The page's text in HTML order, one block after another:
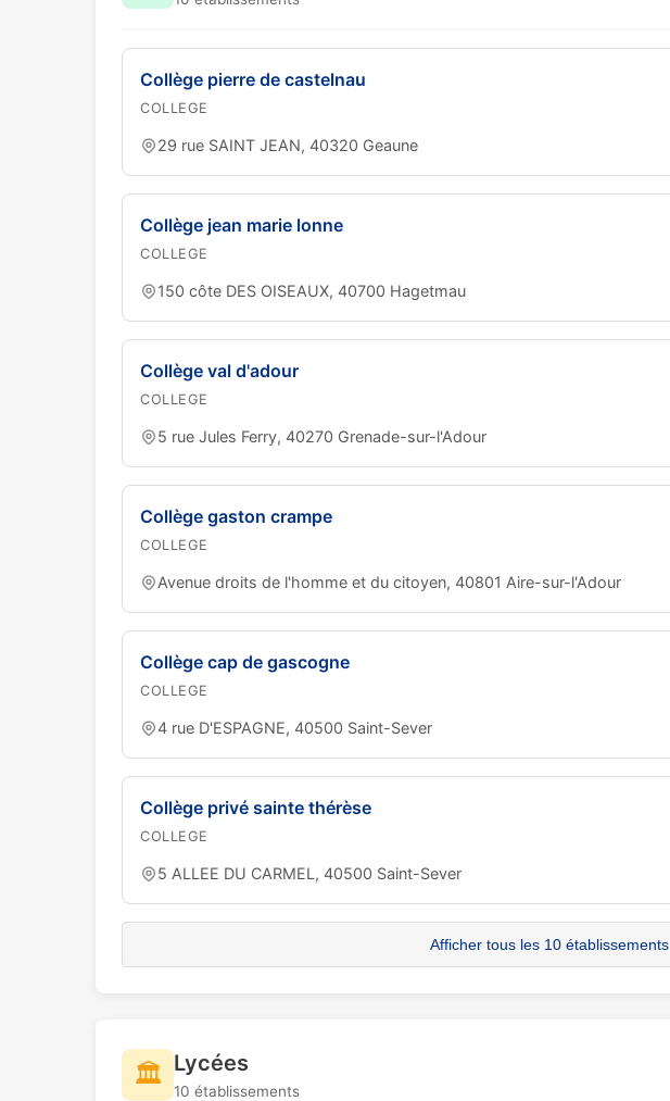
Collège pierre de castelnau
COLLEGE
29 rue SAINT JEAN, 40320 Geaune
Collège jean marie lonne
COLLEGE
150 côte DES OISEAUX, 40700 Hagetmau
Collège val d'adour
COLLEGE
5 rue Jules Ferry, 40270 Grenade-sur-l'Adour
Collège gaston crampe
COLLEGE
Avenue droits de l'homme et du citoyen, 40801 Aire-sur-l'Adour
Collège cap de gascogne
COLLEGE
4 rue D'ESPAGNE, 40500 Saint-Sever
Collège privé sainte thérèse
COLLEGE
5 ALLEE DU CARMEL, 40500 Saint-Sever
Afficher tous les 10 établissements
🏛️ Lycées
10 établissements